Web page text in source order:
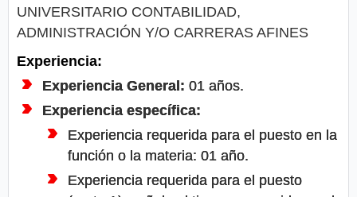
UNIVERSITARIO CONTABILIDAD,
ADMINISTRACIÓN Y/O CARRERAS AFINES
Experiencia:
Experiencia General: 01 años.
Experiencia específica:
Experiencia requerida para el puesto en la
función o la materia: 01 año.
Experiencia requerida para el puesto